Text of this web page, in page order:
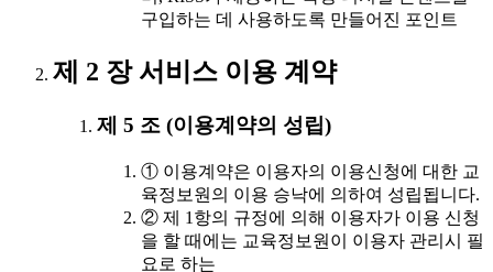
구입하는 데 사용하도록 만들어진 포인트
제 2 장 서비스 이용 계약
제 5 조 (이용계약의 성립)
① 이용계약은 이용자의 이용신청에 대한 교
육정보원의 이용 승낙에 의하여 성립됩니다.
② 제 1항의 규정에 의해 이용자가 이용 신청
을 할 때에는 교육정보원이 이용자 관리시 필
요로 하는